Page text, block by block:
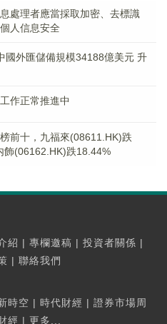
處理者應當採取加密、去標識
人信息安全
國外匯儲備規模34188億美元 升
作正常推進中
前十，九福來(08611.HK)跌
飾(06162.HK)跌18.44%
紹 | 專欄邀稿 | 投資者關係 |
| 聯絡我們
時空 | 時代財經 | 證券市場周
經 | 更多...